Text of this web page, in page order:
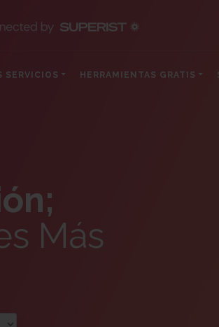
SERVICIOS HERRAMIENTAS GRATIS
Más